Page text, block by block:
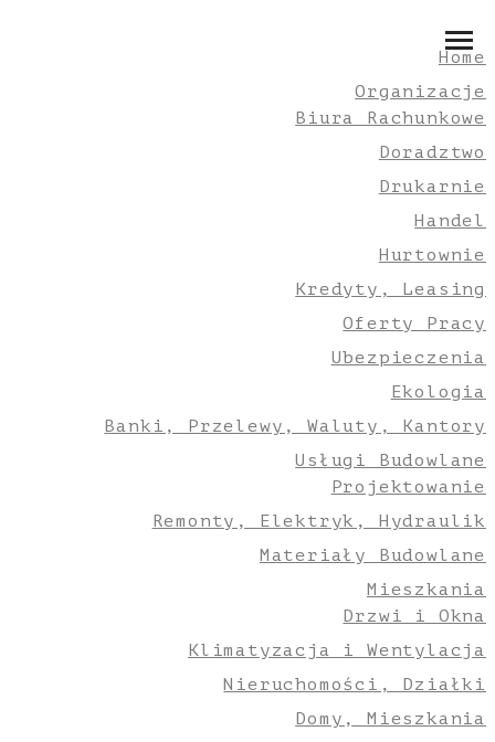
Home
Organizacje
Biura Rachunkowe
Doradztwo
Drukarnie
Handel
Hurtownie
Kredyty, Leasing
Oferty Pracy
Ubezpieczenia
Ekologia
Banki, Przelewy, Waluty, Kantory
Usługi Budowlane
Projektowanie
Remonty, Elektryk, Hydraulik
Materiały Budowlane
Mieszkania
Drzwi i Okna
Klimatyzacja i Wentylacja
Nieruchomości, Działki
Domy, Mieszkania